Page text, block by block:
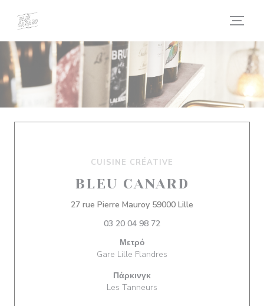
CUISINE CRÉATIVE
BLEU CANARD
27 rue Pierre Mauroy 59000 Lille
03 20 04 98 72
Μετρό
Gare Lille Flandres
Πάρκινγκ
Les Tanneurs